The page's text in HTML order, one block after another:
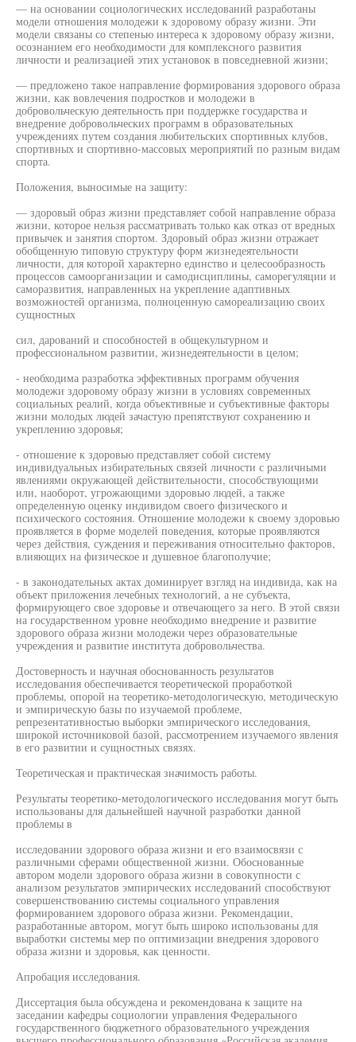
— на основании социологических исследований разработаны
модели отношения молодежи к здоровому образу жизни. Эти
модели связаны со степенью интереса к здоровому образу жизни,
осознанием его необходимости для комплексного развития
личности и реализацией этих установок в повседневной жизни;
— предложено такое направление формирования здорового образа
жизни, как вовлечения подростков и молодежи в
добровольческую деятельность при поддержке государства и
внедрение добровольческих программ в образовательных
учреждениях путем создания любительских спортивных клубов,
спортивных и спортивно-массовых мероприятий по разным видам
спорта.
Положения, выносимые на защиту:
— здоровый образ жизни представляет собой направление образа
жизни, которое нельзя рассматривать только как отказ от вредных
привычек и занятия спортом. Здоровый образ жизни отражает
обобщенную типовую структуру форм жизнедеятельности
личности, для которой характерно единство и целесообразность
процессов самоорганизации и самодисциплины, саморегуляции и
саморазвития, направленных на укрепление адаптивных
возможностей организма, полноценную самореализацию своих
сущностных
сил, дарований и способностей в общекультурном и
профессиональном развитии, жизнедеятельности в целом;
- необходима разработка эффективных программ обучения
молодежи здоровому образу жизни в условиях современных
социальных реалий, когда объективные и субъективные факторы
жизни молодых людей зачастую препятствуют сохранению и
укреплению здоровья;
- отношение к здоровью представляет собой систему
индивидуальных избирательных связей личности с различными
явлениями окружающей действительности, способствующими
или, наоборот, угрожающими здоровью людей, а также
определенную оценку индивидом своего физического и
психического состояния. Отношение молодежи к своему здоровью
проявляется в форме моделей поведения, которые проявляются
через действия, суждения и переживания относительно факторов,
влияющих на физическое и душевное благополучие;
- в законодательных актах доминирует взгляд на индивида, как на
объект приложения лечебных технологий, а не субъекта,
формирующего свое здоровье и отвечающего за него. В этой связи
на государственном уровне необходимо внедрение и развитие
здорового образа жизни молодежи через образовательные
учреждения и развитие института добровольчества.
Достоверность и научная обоснованность результатов
исследования обеспечивается теоретической проработкой
проблемы, опорой на теоретико-методологическую, методическую
и эмпирическую базы по изучаемой проблеме,
репрезентативностью выборки эмпирического исследования,
широкой источниковой базой, рассмотрением изучаемого явления
в его развитии и сущностных связях.
Теоретическая и практическая значимость работы.
Результаты теоретико-методологического исследования могут быть
использованы для дальнейшей научной разработки данной
проблемы в
исследовании здорового образа жизни и его взаимосвязи с
различными сферами общественной жизни. Обоснованные
автором модели здорового образа жизни в совокупности с
анализом результатов эмпирических исследований способствуют
совершенствованию системы социального управления
формированием здорового образа жизни. Рекомендации,
разработанные автором, могут быть широко использованы для
выработки системы мер по оптимизации внедрения здорового
образа жизни и здоровья, как ценности.
Апробация исследования.
Диссертация была обсуждена и рекомендована к защите на
заседании кафедры социологии управления Федерального
государственного бюджетного образовательного учреждения